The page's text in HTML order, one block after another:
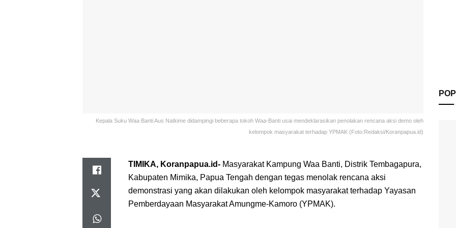
Kepala Suku Waa Banti Aus Natkime didampingi beberapa tokoh Waa-Banti usai mendeklarasikan penolakan rencana aksi demo oleh
kelompok masyarakat terhadap YPMAK (Foto:Redaksi/Koranpapua.id)
TIMIKA, Koranpapua.id- Masyarakat Kampung Waa Banti, Distrik Tembagapura,
Kabupaten Mimika, Papua Tengah dengan tegas menolak rencana aksi
demonstrasi yang akan dilakukan oleh kelompok masyarakat terhadap Yayasan
Pemberdayaan Masyarakat Amungme-Kamoro (YPMAK).